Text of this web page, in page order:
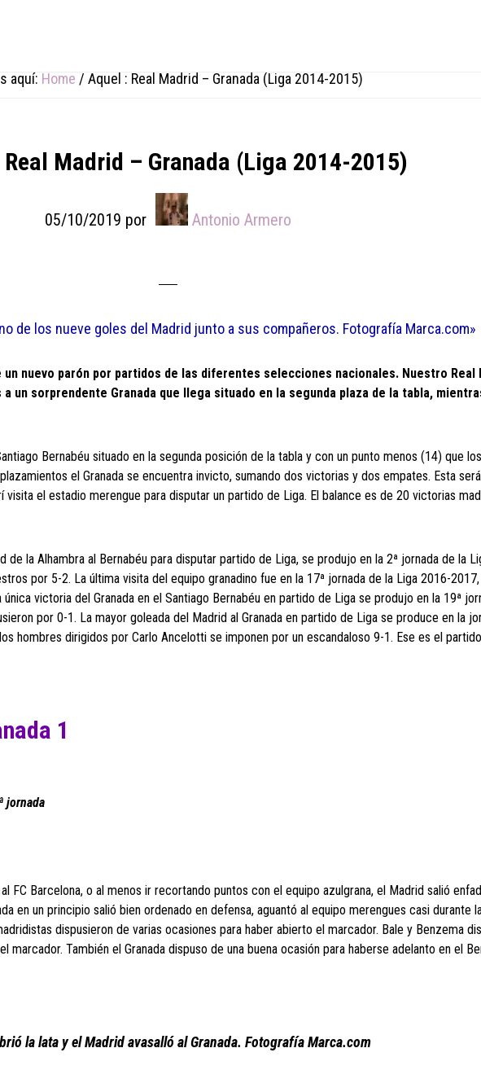
aquí: Home / Aquel : Real Madrid – Granada (Liga 2014-2015)
Madrid – Granada (Liga 2014-2015)
05/10/2019 por Antonio Armero
de los nueve goles del Madrid junto a sus compañeros. Fotografía Marca.com»
un nuevo parón por partidos de las diferentes selecciones nacionales. Nuestro Real
un sorprendente Granada que llega situado en la segunda plaza de la tabla,
Bernabéu situado en la segunda posición de la tabla y con un punto menos (14) que
el Granada se encuentra invicto, sumando dos victorias y dos empates. Esta
visita el estadio merengue para disputar un partido de Liga. El balance es de 20 victorias
de la Alhambra al Bernabéu para disputar partido de Liga, se produjo en la 2ª jornada de la
por 5-2. La última visita del equipo granadino fue en la 17ª jornada de la Liga 2016-
victoria del Granada en el Santiago Bernabéu en partido de Liga se produjo en la 19ª
por 0-1. La mayor goleada del Madrid al Granada en partido de Liga se produce en la
hombres dirigidos por Carlo Ancelotti se imponen por un escandaloso 9-1. Ese es el
1
jornada
FC Barcelona, o al menos ir recortando puntos con el equipo azulgrana, el Madrid salió
en un principio salió bien ordenado en defensa, aguantó al equipo merengues casi durante
dispusieron de varias ocasiones para haber abierto el marcador. Bale y Benzema
marcador. También el Granada dispuso de una buena ocasión para haberse adelanto en el
la lata y el Madrid avasalló al Granada. Fotografía Marca.com